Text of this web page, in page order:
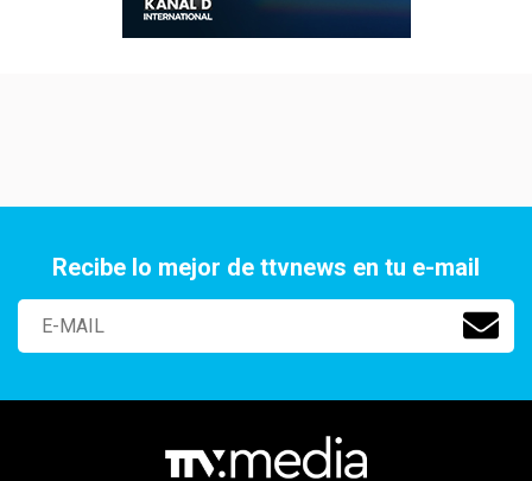
Recibe lo mejor de ttvnews en tu e-mail